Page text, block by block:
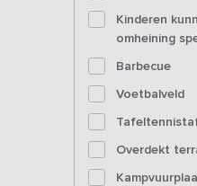
Kinderen
omheining
Barbecue
Voetbalveld
Overdekt